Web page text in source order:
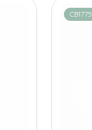
CB1775